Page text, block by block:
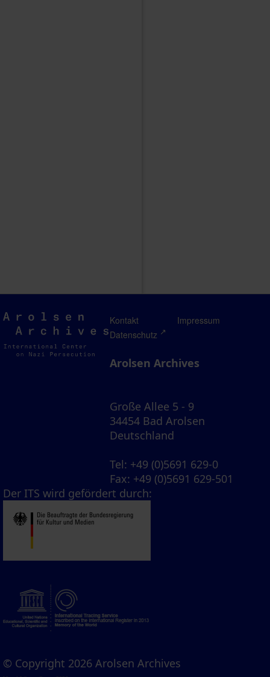
Arolsen
Archives
Kontakt
Impressum
Datenschutz
Arolsen Archives
Große Allee 5 - 9
34454 Bad Arolsen
Deutschland
Tel: +49 (0)5691 629-0
Fax: +49 (0)5691 629-501
Der ITS wird gefördert durch:
© Copyright 2026 Arolsen Archives